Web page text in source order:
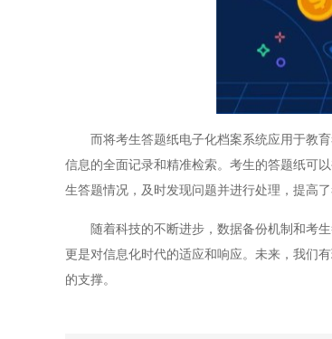
而将考生答题纸电子化档案系统应用于教育
信息的全面记录和精准检索。考生的答题纸可
生答题情况，及时发现问题并进行处理，提高
随着科技的不断进步，数据备份机制和考生
更是对信息化时代的适应和响应。未来，我们
的支撑。